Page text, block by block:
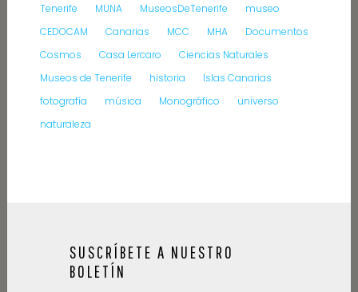
Tenerife MUNA MuseosDeTenerife
museo
CEDOCAM
Canarias MCC MHA
Documentos
Cosmos
Casa Lercaro
Ciencias Naturales
Museos de Tenerife
historia
Islas Canarias
fotografía
música Monográfico
universo
naturaleza
SUSCRÍBETE A NUESTRO
BOLETÍN